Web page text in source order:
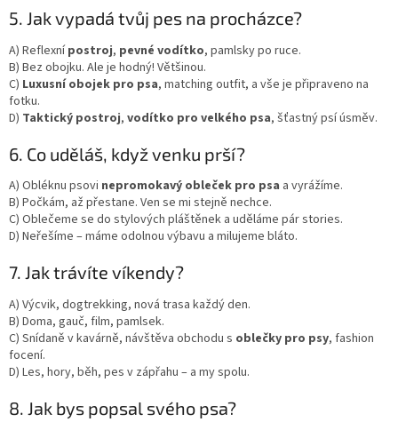
5. Jak vypadá tvůj pes na procházce?
A) Reflexnípostroj, pevné vodítko, pamlsky po ruce.
B) Bez obojku. Ale je hodný! Většinou.
C) Luxusní obojek pro psa, matching outfit, a vše je připraveno na
fotku.
D) Taktický postroj, vodítko pro velkého psa, šťastný psí úsměv.
6. Co uděláš, když venku prší?
A) Obléknu psovi nepromokavý obleček pro psa a vyrážíme.
B) Počkám, až přestane. Ven se mi stejně nechce.
C) Oblečeme se do stylových pláštěnek a uděláme pár stories.
D) Neřešíme – máme odolnou výbavu a milujeme bláto.
7. Jak trávíte víkendy?
A) Výcvik, dogtrekking, nová trasa každý den.
B) Doma, gauč, film, pamlsek.
C) Snídaně v kavárně, návštěva obchodu s oblečky pro psy, fashion
focení.
D) Les, hory, běh, pes v zápřahu – a my spolu.
8. Jak bys popsal svého psa?